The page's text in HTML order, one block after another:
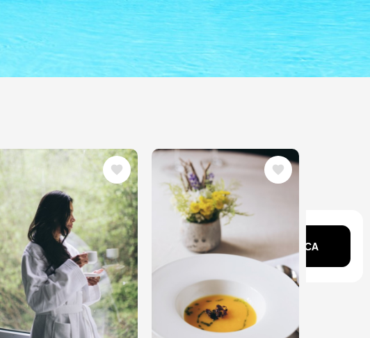
Data in mente?
CERCA
Immagine